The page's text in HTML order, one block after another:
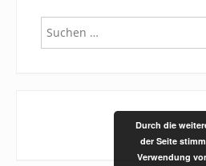
Suchen
nach:
Durch die
der Seite
Verwendung